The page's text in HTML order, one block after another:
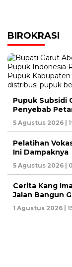
BIROKRASI
Pupuk Subsidi
Penyebab
5 Agustus 2026 |
Pelatihan
Ini Dampaknya
5 Agustus 2026 |
Cerita Kang
Jalan Bangun
1 Agustus 2026 |